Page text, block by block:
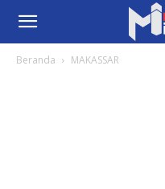
Beranda MAKASSAR